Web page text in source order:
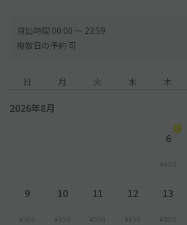
貸出時間 00:00 〜 23:59
複数日の予約 可
日 月 火 水 木
2026年8月
6
¥650
9
¥500
10
¥650
11
¥500
12
¥650
13
¥900